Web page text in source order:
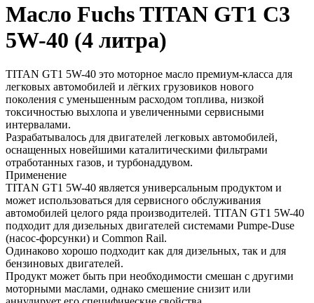
Масло Fuchs TITAN GT1 C3
5W-40 (4 литра)
TITAN GT1 5W-40 это моторное масло премиум-класса для
легковых автомобилей и лёгких грузовиков нового
поколения с уменьшенным расходом топлива, низкой
токсичностью выхлопа и увеличенными сервисными
интервалами.
Разрабатывалось для двигателей легковых автомобилей,
оснащенных новейшими каталитическими фильтрами
отработанных газов, и турбонаддувом.
Применение
TITAN GT1 5W-40 является универсальным продуктом и
может использоваться для сервисного обслуживания
автомобилей целого ряда производителей. TITAN GT1 5W-40
подходит для дизельных двигателей системами Pumpe-Duse
(насос-форсунки) и Common Rail.
Одинаково хорошо подходит как для дизельных, так и для
бензиновых двигателей.
Продукт может быть при необходимости смешан с другими
моторными маслами, однако смешение снизит или